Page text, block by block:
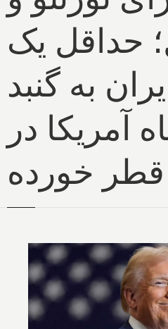
حداقل یک
به گنبد
آمریکا در
قطر خورده